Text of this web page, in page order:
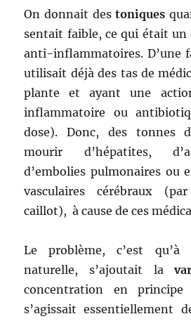
On donnait destoniques
sentait faible, ce qui était un
anti-inflammatoires. D’une
utilisait déjà des tas de
plante et ayant une
inflammatoire ou
dose). Donc, des tonnes
mourir d’hépatites,
d’embolies pulmonaires ou
vasculaires cérébraux
caillot), à cause de ces
Le problème, c’est qu’à
naturelle, s’ajoutait la
concentration en
s’agissait essentiellement